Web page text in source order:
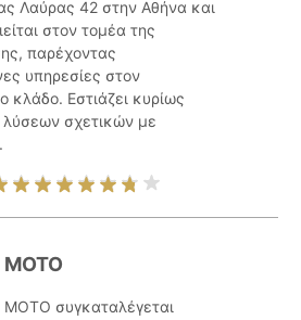
Λαύρας 42 στην Αθήνα και
στον τομέα της
παρέχοντας
υπηρεσίες στον
κλάδο. Εστιάζει κυρίως
σχετικών με
συγκαταλέγεται